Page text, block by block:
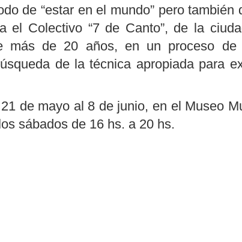
de “estar en el mundo” pero
el Colectivo “7 de Canto”, de la
más de 20 años, en un proceso de
de la técnica apropiada para
de mayo al 8 de junio, en el Museo
sábados de 16 hs. a 20 hs.